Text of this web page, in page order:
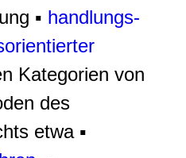
▪ handlungs-
Kategorien von
des
etwa ▪